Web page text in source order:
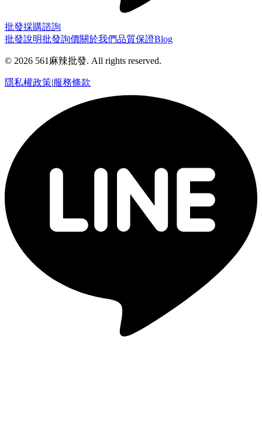
批發採購諮詢
批發說明批發詢價關於我們品質保證Blog
© 2026 561麻辣批發. All rights reserved.
隱私權政策|服務條款